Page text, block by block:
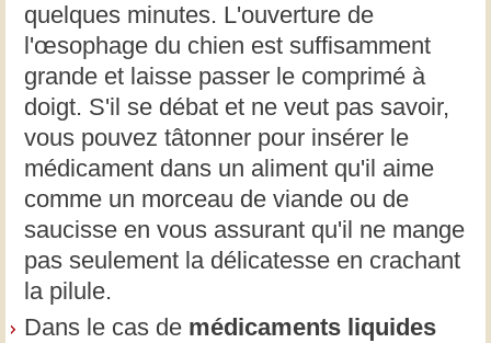
quelques minutes. L'ouverture de
l'œsophage du chien est suffisamment
grande et laisse passer le comprimé à
doigt. S'il se débat et ne veut pas savoir,
vous pouvez tâtonner pour insérer le
médicament dans un aliment qu'il aime
comme un morceau de viande ou de
saucisse en vous assurant qu'il ne mange
pas seulement la délicatesse en crachant
la pilule.
Dans le cas de médicaments liquides